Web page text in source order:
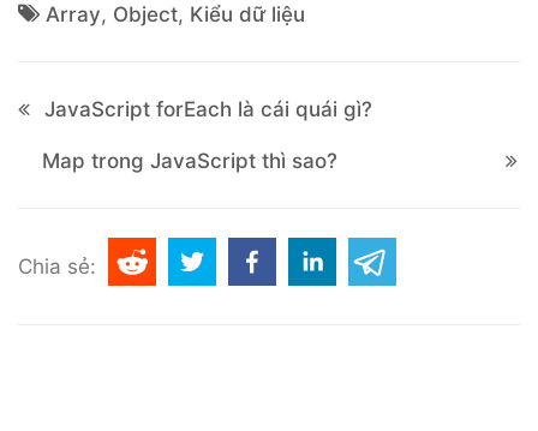
Array, Object, Kiểu dữ liệu
JavaScript forEach là cái quái gì?
Map trong JavaScript thì sao?
Chia sẻ: